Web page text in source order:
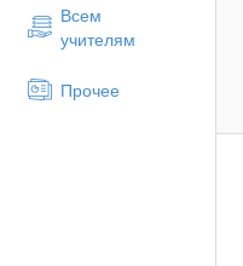
Всем
учителям
Прочее